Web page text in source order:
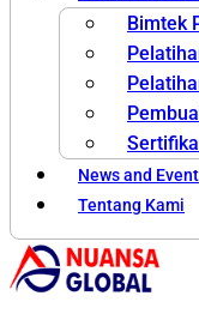
Bimtek
News and Event
Tentang Kami